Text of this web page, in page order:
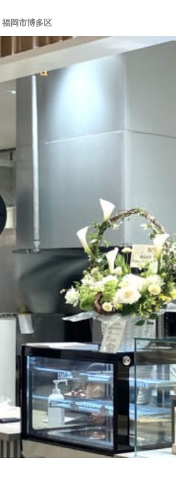
福岡市博多区